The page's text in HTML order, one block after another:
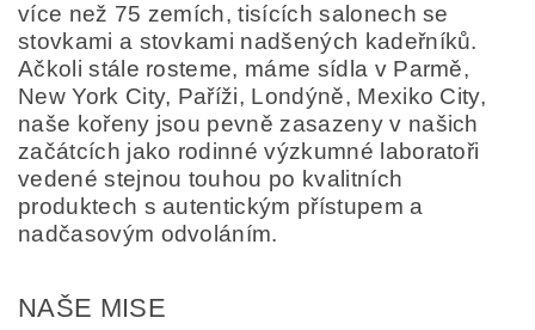
více než 75 zemích, tisících salonech se
stovkami a stovkami nadšených kadeřníků.
Ačkoli stále rosteme, máme sídla v Parmě,
New York City, Paříži, Londýně, Mexiko City,
naše kořeny jsou pevně zasazeny v našich
začátcích jako rodinné výzkumné laboratoři
vedené stejnou touhou po kvalitních
produktech s autentickým přístupem a
nadčasovým odvoláním.
NAŠE MISE